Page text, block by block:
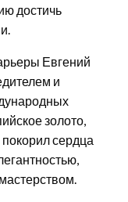
достичь
Евгений
и
золото,
сердца